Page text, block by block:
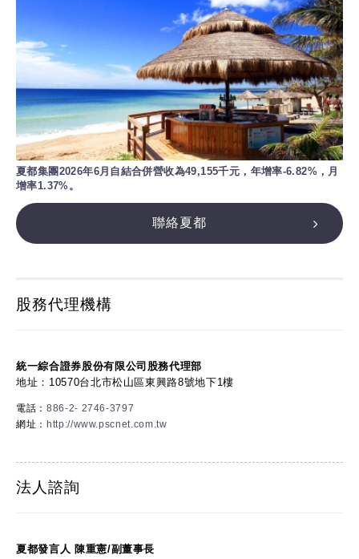
夏都集團2026年6月自結合併營收為49,155千元，年增率-6.82%，月
增率1.37%。
聯絡夏都
股務代理機構
統一綜合證券股份有限公司股務代理部
地址：10570台北市松山區東興路8號地下1樓
電話： 886-2- 2746-3797
網址： http://www.pscnet.com.tw
法人諮詢
夏都發言人 陳重憲/副董事長